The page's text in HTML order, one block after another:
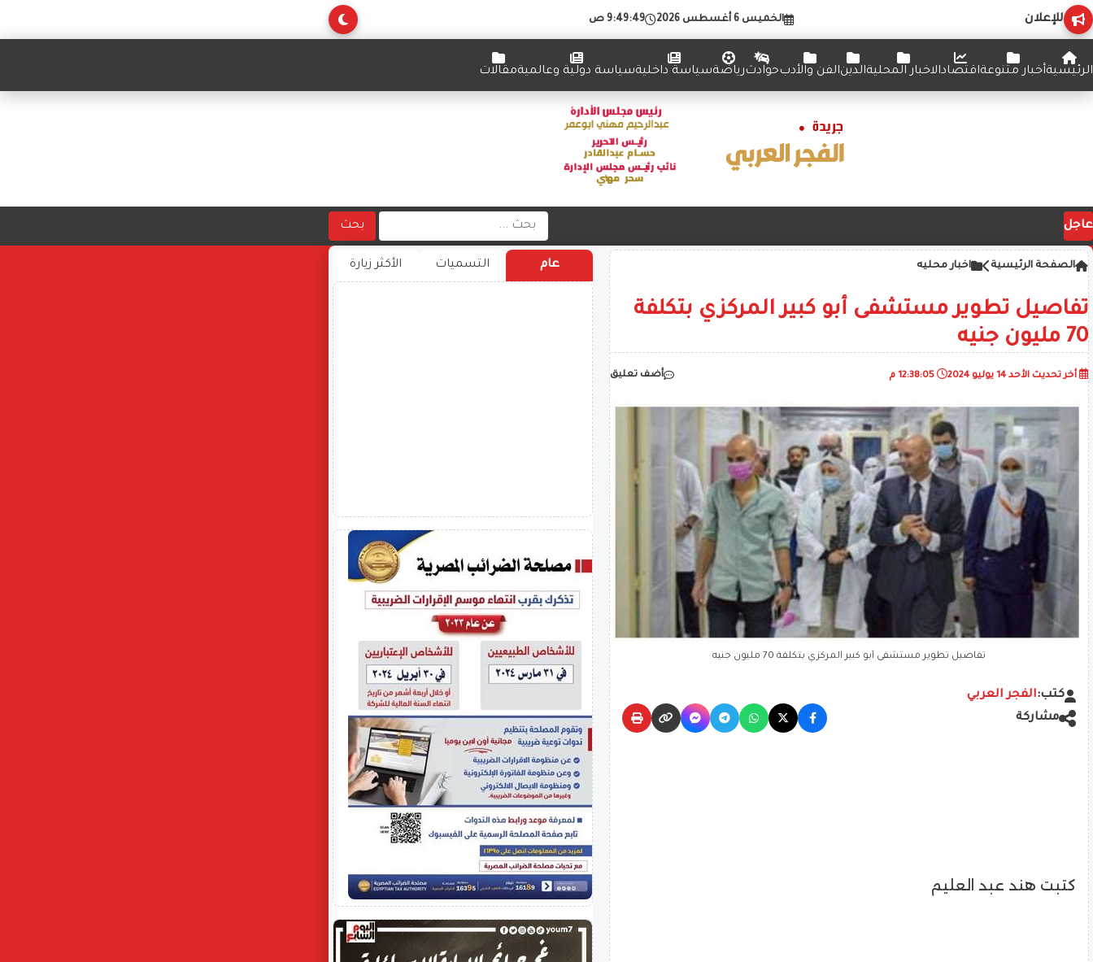
للإعلان الخميس 6 أغسطس 2026 9:49:50 ص
الرئيسيةأخبار متنوعةاقتصادالاخبار المحليةالدينالفن والأدبحوادثرياضةسياسة داخليةسياسة دولية وعالميةمقالات
عاجل بحث
الصفحة الرئيسية اخبار محليه
تفاصيل تطوير مستشفى أبو كبير المركزي بتكلفة
70 مليون جنيه
أخر تحديث الأحد 14 يوليو 2024 أضف تعليق
تفاصيل تطوير مستشفى أبو كبير المركزي بتكلفة 70 مليون جنيه
كتب:الفجر العربي
مشاركة
كتبت هند عبد العليم
عام التسميات الأكثر زيارة